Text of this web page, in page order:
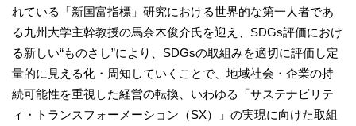
れている「新国富指標」研究における世界的な第一人者であ
る九州大学主幹教授の馬奈木俊介氏を迎え、SDGs評価におけ
る新しい“ものさし”により、SDGsの取組みを適切に評価し定
量的に見える化・周知していくことで、地域社会・企業の持
続可能性を重視した経営の転換、いわゆる「サステナビリテ
ィ・トランスフォーメーション（SX）」の実現に向けた取組